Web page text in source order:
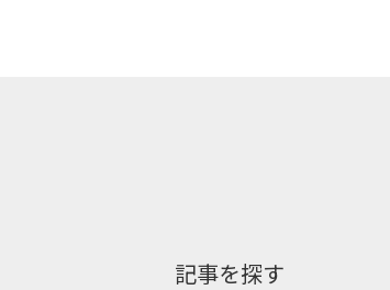
記事を探す